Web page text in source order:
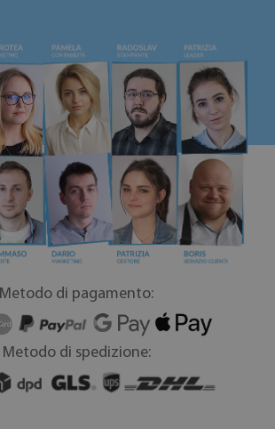
Metodo di pagamento:
Metodo di spedizione: